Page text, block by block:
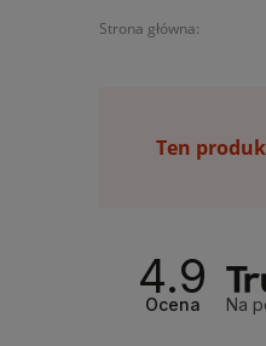
Strona główna:
Ten
4.9
Ocena Na